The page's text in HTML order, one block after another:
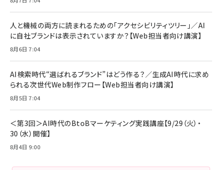
組織の成果を最大化する ルールのデザイン
￥1,980
Amazonランキングをもっと見る
全ワイヤレスイヤホン/アクティブノイズキャンセリ
技術基準適合】ブラック
￥5,990
ケーブル Anker絡まないケーブル 240W 結束バン
ド付き USB PD対応 シリコン素材採用 iPhone
17 / 16 / 15 / Galaxy iPad Pro MacBook
Pro/Air 各種対応 (1.8m ミッドナイトブラック)
￥1,890
サッポロ 生ビール 黒ラベル 350ml 缶 24本 ビー
ル ケース買い【6/30応募〆切! 黒ラベルビヤセラー
￥4,857
人と機械の両方に読まれるための「アクセシビリティツリー」／AI
に自社ブランドは表示されていますか？【Web担当者向け講演】
8月6日 7:04
AI検索時代“選ばれるブランド”はどう作る？／生成AI時代に求め
られる次世代Web制作フロー【Web担当者向け講演】
8月5日 7:04
＜第3回＞AI時代のBtoBマーケティング実践講座【9/29（火）・
30（水）開催】
8月4日 9:00